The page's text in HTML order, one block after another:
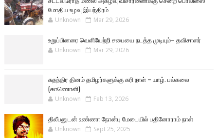
மோதிய உழவு இயந்திரம்
Unknown Mar 29, 2026
உறுப்பினரை வெளியேற்றி சபையை நடத்த முடியும்– தவிசாளர்
Unknown Mar 29, 2026
சுதந்திர தினம் தமிழர்களுக்கு கரி நாள் – யாழ். பல்கலை
(காணொளி)
Unknown Feb 13, 2026
திலீபனுடன் உண்ணா நோன்பு மேடையில் பதினோராம் நாள்
Unknown Sept 25, 2025